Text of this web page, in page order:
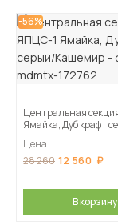
-56%
Центральная
Ямайка, Дуб крафт
Цена
28 260 12 560
В корзину